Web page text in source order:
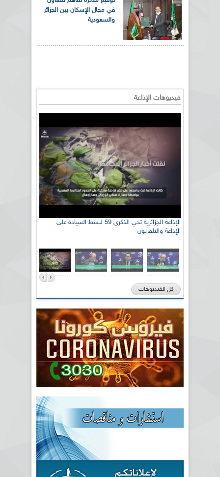
في مجال الإسكان بين الجزائر
والسعودية
فيديوهات الإذاعة
الإذاعة الجزائرية تحي الذكرى 59 لبسط السيادة على
الإذاعة والتلفزيون
كل الفيديوهات